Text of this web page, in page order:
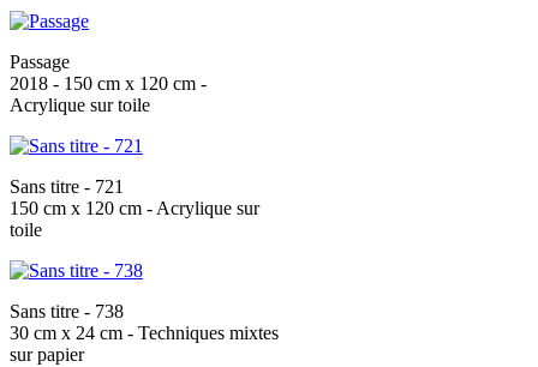
Passage
2018 - 150 cm x 120 cm -
Acrylique sur toile
Sans titre - 721
150 cm x 120 cm - Acrylique sur
toile
Sans titre - 738
30 cm x 24 cm - Techniques mixtes
sur papier